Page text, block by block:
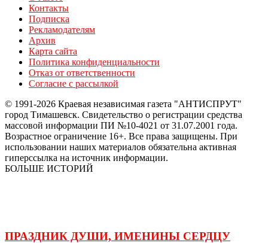
Контакты
Подписка
Рекламодателям
Архив
Карта сайта
Политика конфиденциальности
Отказ от ответственности
Согласие с рассылкой
© 1991-2026 Краевая независимая газета "АНТИСПРУТ"
город Тимашевск. Свидетельство о регистрации средства
массовой информации ПИ №10-4021 от 31.07.2001 года.
Возрастное ограничение 16+. Все права защищены. При
использовании наших материалов обязательна активная
гиперссылка на источник информации.
БОЛЬШЕ ИСТОРИЙ
ПРАЗДНИК ДУШИ, ИМЕНИНЫ СЕРДЦУ